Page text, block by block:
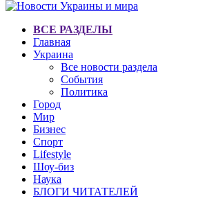
ВСЕ РАЗДЕЛЫ
Главная
Украина
Все новости раздела
События
Политика
Город
Мир
Бизнес
Спорт
Lifestyle
Шоу-биз
Наука
БЛОГИ ЧИТАТЕЛЕЙ